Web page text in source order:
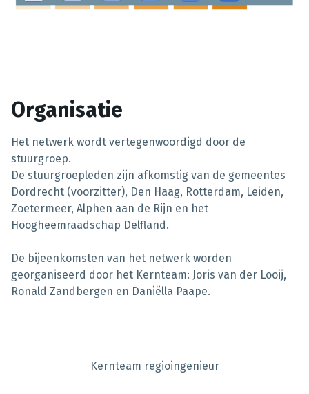
Organisatie
Het netwerk wordt vertegenwoordigd door de
stuurgroep.
De stuurgroepleden zijn afkomstig van de gemeentes
Dordrecht (voorzitter), Den Haag, Rotterdam, Leiden,
Zoetermeer, Alphen aan de Rijn en het
Hoogheemraadschap Delfland.
De bijeenkomsten van het netwerk worden
georganiseerd door het Kernteam: Joris van der Looij,
Ronald Zandbergen en Daniëlla Paape.
Kernteam regioingenieur